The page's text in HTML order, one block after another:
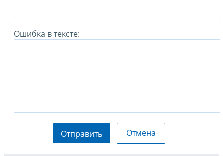
Ошибка в тексте:
Отправить Отмена